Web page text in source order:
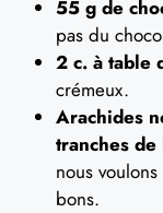
55 g de
pas du
2 c. à table
crémeux.
Arachides
tranches
nous
bons.